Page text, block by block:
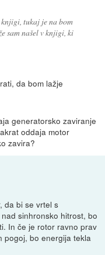
tukaj je na bom
sam našel v knjigi, ki
da bom lažje
generatorsko zaviranje
oddaja motor
zavira?
da bi se vrtel s
sinhronsko hitrost, bo
In če je rotor ravno prav
pogoj, bo energija tekla